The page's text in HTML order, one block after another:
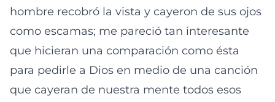
hombre recobró la vista y cayeron de sus ojos
como escamas; me pareció tan interesante
que hicieran una comparación como ésta
para pedirle a Dios en medio de una canción
que cayeran de nuestra mente todos esos